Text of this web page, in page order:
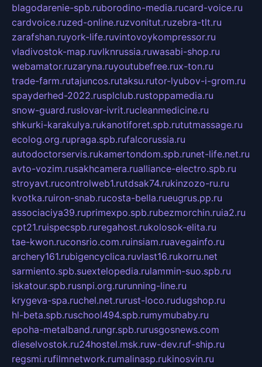
blagodarenie-spb.ruborodino-media.rucard-voice.ru
cardvoice.ruzed-online.ruzvonitut.ruzebra-tlt.ru
zarafshan.ruyork-life.ruvintovoykompressor.ru
vladivostok-map.ruvlknrussia.ruwasabi-shop.ru
webamator.ruzaryna.ruyoutubefree.rux-ton.ru
trade-farm.rutajuncos.rutaksu.rutor-lyubov-i-grom.ru
spayderhed-2022.rusplclub.rustoppamedia.ru
snow-guard.ruslovar-ivrit.rucleanmedicine.ru
shkurki-karakulya.rukanotiforet.spb.rututmassage.ru
ecolog.org.rupraga.spb.rufalcorussia.ru
autodoctorservis.rukamertondom.spb.runet-life.net.ru
avto-vozim.rusakhcamera.rualliance-electro.spb.ru
stroyavt.rucontrolweb1.rutdsak74.rukinzozo-ru.ru
kvotka.ruiron-snab.rucosta-bella.rueugrus.pp.ru
associaciya39.ruprimexpo.spb.rubezmorchin.ruia2.ru
cpt21.ruispecspb.ruregahost.rukolosok-elita.ru
tae-kwon.ruconsrio.com.ruinsiam.ruavegainfo.ru
archery161.rubigencyclica.ruvlast16.rukorru.net
sarmiento.spb.suextelopedia.rulammin-suo.spb.ru
iskatour.spb.rusnpi.org.rurunning-line.ru
krygeva-spa.ruchel.net.rurust-loco.rudugshop.ru
hl-beta.spb.ruschool494.spb.rumymubaby.ru
epoha-metalband.rungr.spb.rurusgosnews.com
dieselvostok.ru24hostel.msk.ruw-dev.ruf-ship.ru
regsmi.rufilmnetwork.rumalinasp.rukinosvin.ru